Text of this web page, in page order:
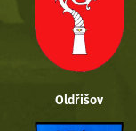
Oldřišov